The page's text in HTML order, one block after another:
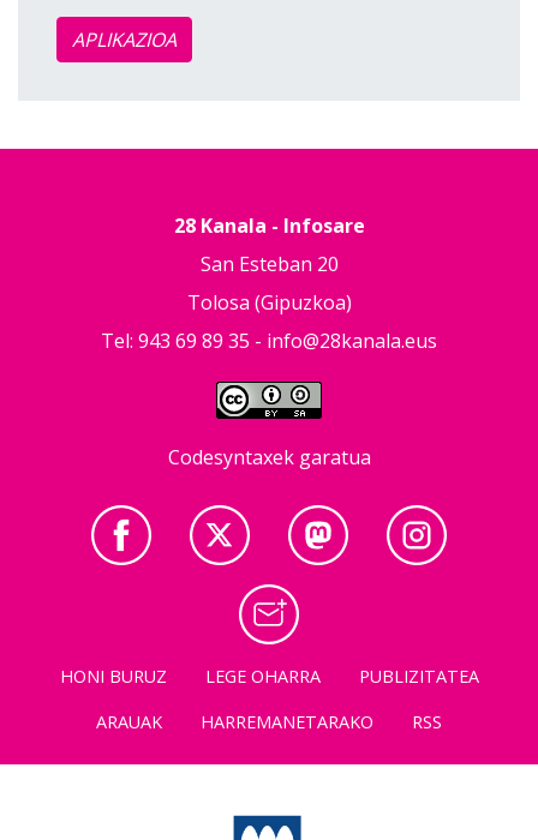
APLIKAZIOA
28 Kanala - Infosare
San Esteban 20
Tolosa (Gipuzkoa)
Tel: 943 69 89 35 - info@28kanala.eus
Codesyntaxek garatua
HONI BURUZ LEGE OHARRA
PUBLIZITATEA
ARAUAK
HARREMANETARAKO RSS